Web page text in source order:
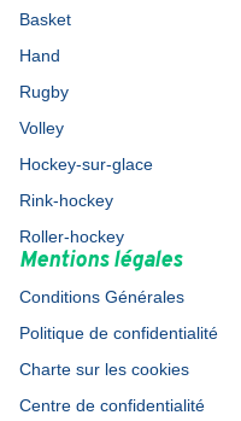
Basket
Hand
Rugby
Volley
Hockey-sur-glace
Rink-hockey
Roller-hockey
Mentions légales
Conditions Générales
Politique de confidentialité
Charte sur les cookies
Centre de confidentialité